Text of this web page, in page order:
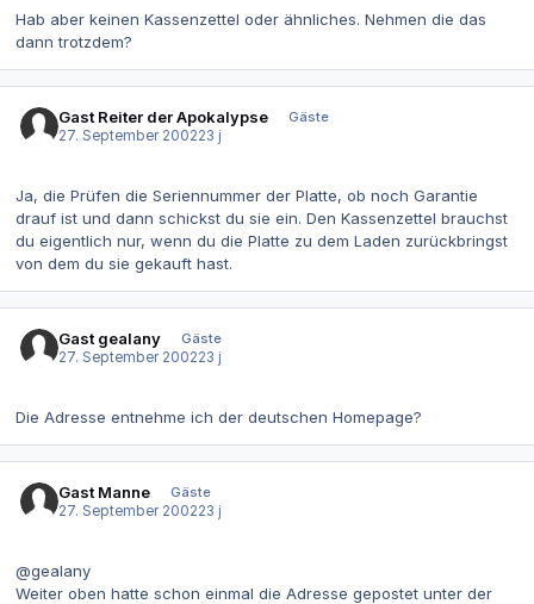
Hab aber keinen Kassenzettel oder ähnliches. Nehmen die das
dann trotzdem?
Gast Reiter der Apokalypse
Gäste
27. September 200223 j
Ja, die Prüfen die Seriennummer der Platte, ob noch Garantie
drauf ist und dann schickst du sie ein. Den Kassenzettel brauchst
du eigentlich nur, wenn du die Platte zu dem Laden zurückbringst
von dem du sie gekauft hast.
Gast gealany
Gäste
27. September 200223 j
Die Adresse entnehme ich der deutschen Homepage?
Gast Manne
Gäste
27. September 200223 j
@gealany
Weiter oben hatte schon einmal die Adresse gepostet unter der